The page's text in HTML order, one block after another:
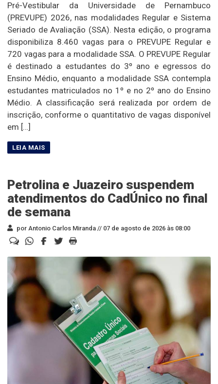
Pré-Vestibular da Universidade de Pernambuco
(PREVUPE) 2026, nas modalidades Regular e Sistema
Seriado de Avaliação (SSA). Nesta edição, o programa
disponibiliza 8.460 vagas para o PREVUPE Regular e
720 vagas para a modalidade SSA. O PREVUPE Regular
é destinado a estudantes do 3º ano e egressos do
Ensino Médio, enquanto a modalidade SSA contempla
estudantes matriculados no 1º e no 2º ano do Ensino
Médio. A classificação será realizada por ordem de
inscrição, conforme o quantitativo de vagas disponível
em […]
Petrolina e Juazeiro suspendem
atendimentos do CadÚnico no final
de semana
por Antonio Carlos Miranda // 07 de agosto de 2026 às 08:00